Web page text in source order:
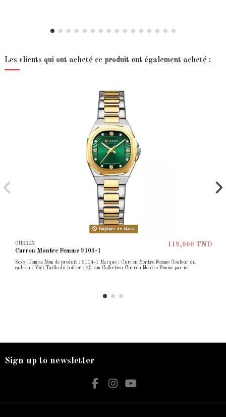
Les clients qui ont acheté ce produit ont également acheté :
Rupture de stock
CURREN
Curren Montre Femme 9104-1
119,000 TND
Sexe : Femme Nom de produit : 9104-1 Marque : Curren Montre Femme Couleur du
cadran : Vert Taille du boîtier : 25 mm Collection Curren Montre Femme par ici
Sign up to newsletter